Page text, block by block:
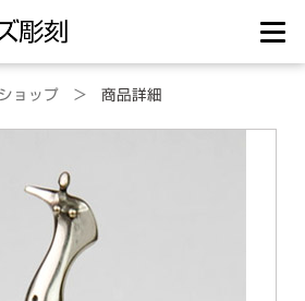
ショップ >商品詳細